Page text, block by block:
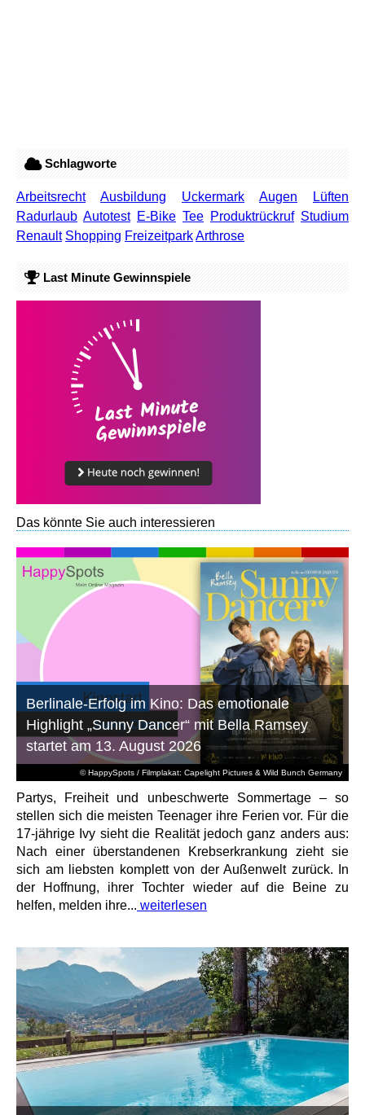
Schlagworte
Arbeitsrecht Ausbildung Uckermark Augen
Lüften
Radurlaub Autotest E-Bike Tee Produktrückruf Studium
Renault Shopping FreizeitparkArthrose
Last Minute Gewinnspiele
Das könnte Sie auch interessieren
© HappySpots / Filmplakat: Capelight Pictures & Wild Bunch Germany
Berlinale-Erfolg im Kino: Das emotionale
Highlight „Sunny Dancer“ mit Bella Ramsey
startet am 13. August 2026
Partys, Freiheit und unbeschwerte Sommertage – so
stellen sich die meisten Teenager ihre Ferien vor. Für die
17-jährige Ivy sieht die Realität jedoch ganz anders aus:
Nach einer überstandenen Krebserkrankung zieht sie
sich am liebsten komplett von der Außenwelt zurück. In
der Hoffnung, ihrer Tochter wieder auf die Beine zu
helfen, melden ihre... weiterlesen